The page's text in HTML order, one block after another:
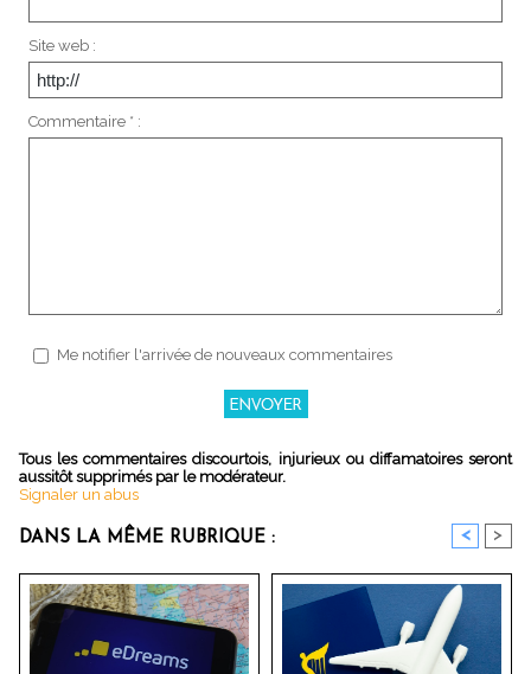
Site web :
Commentaire * :
Me notifier l'arrivée de nouveaux commentaires
Tous les commentaires discourtois, injurieux ou diffamatoires seront
aussitôt supprimés par le modérateur.
Signaler un abus
DANS LA MÊME RUBRIQUE : < >